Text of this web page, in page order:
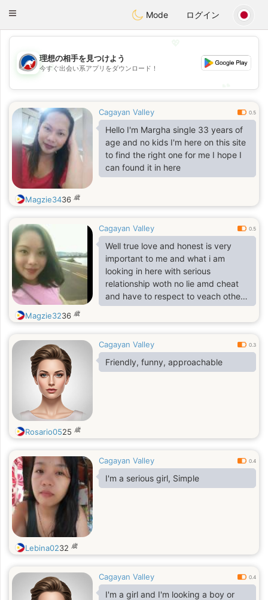
AustraliaChat
Toggle
Mode ログイン
💖
💕
理想の相手を見つけよう
今すぐ出会い系アプリをダウンロード！
Cagayan Valley 0.5
Hello I'm Margha single 33 years of
age and no kids I'm here on this site
to find the right one for me I hope I
can found it in here
Magzie3436 歳
Cagayan Valley 0.5
Well true love and honest is very
important to me and what i am
looking in here with serious
relationship woth no lie amd cheat
and have to respect to veach other
and being honest
Magzie3236 歳
Cagayan Valley 0.3
Friendly, funny, approachable
Rosario0525 歳
Cagayan Valley 0.4
I'm a serious girl, Simple
Lebina0232 歳
Cagayan Valley 0.4
I'm a girl and I'm looking a boy or